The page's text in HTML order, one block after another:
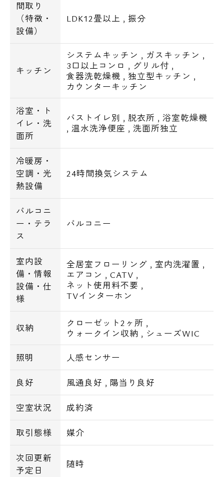
間取り
（特徴・
設備）
LDK12畳以上 , 振分
キッチン
システムキッチン , ガスキッチン ,
3口以上コンロ , グリル付 ,
食器洗乾燥機 , 独立型キッチン ,
カウンターキッチン
浴室・ト
イレ・洗
面所
バストイレ別 , 脱衣所 , 浴室乾燥機
,温水洗浄便座 , 洗面所独立
冷暖房・
空調・光
熱設備
24時間換気システム
バルコニ
ー・テラ
ス
バルコニー
室内設
備・情報
設備・仕
様
全居室フローリング , 室内洗濯置 ,
エアコン ,CATV ,
ネット使用料不要 ,
TVインターホン
収納 クローゼット2ヶ所 ,
ウォークイン収納 , シューズWIC
照明 人感センサー
良好 風通良好 , 陽当り良好
空室状況 成約済
取引態様 媒介
次回更新
予定日
随時
電話でお問い合わせ
0120-500-529